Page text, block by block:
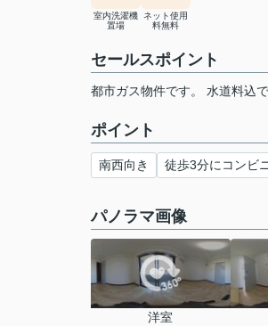
室内洗濯機
置場
ネット使用
料無料
セールスポイント
都市ガス物件です。 水道料込
ポイント
南西向き 徒歩3分にコンビ
パノラマ画像
洋室